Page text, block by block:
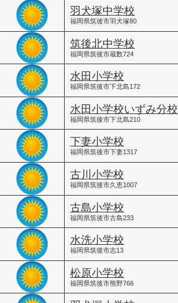
羽犬塚中学校
福岡県筑後市羽犬塚80
筑後北中学校
福岡県筑後市蔵数724
水田小学校
福岡県筑後市下北島172
水田小学校いずみ分校
福岡県筑後市下北島210
下妻小学校
福岡県筑後市下妻1317
古川小学校
福岡県筑後市久恵1007
古島小学校
福岡県筑後市古島233
水洗小学校
福岡県筑後市志13
松原小学校
福岡県筑後市熊野766